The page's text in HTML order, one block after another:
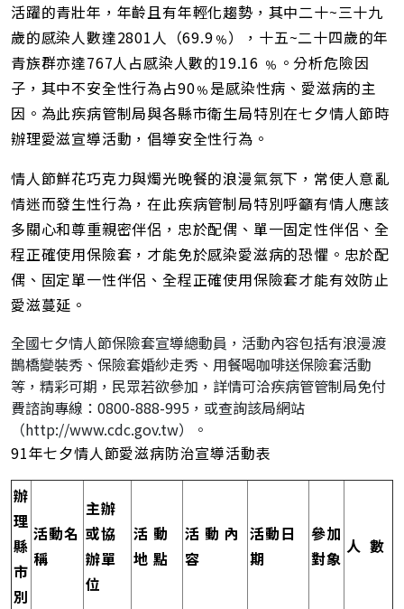
活躍的青壯年，年齡且有年輕化趨勢，其中二十~三十九
歲的感染人數達2801人（69.9﹪），十五~二十四歲的年
青族群亦達767人占感染人數的19.16 ﹪。分析危險因
子，其中不安全性行為占90﹪是感染性病、愛滋病的主
因。為此疾病管制局與各縣市衛生局特別在七夕情人節時
辦理愛滋宣導活動，倡導安全性行為。
情人節鮮花巧克力與燭光晚餐的浪漫氣氛下，常使人意亂
情迷而發生性行為，在此疾病管制局特別呼籲有情人應該
多關心和尊重親密伴侶，忠於配偶、單一固定性伴侶、全
程正確使用保險套，才能免於感染愛滋病的恐懼。忠於配
偶、固定單一性伴侶、全程正確使用保險套才能有效防止
愛滋蔓延。
全國七夕情人節保險套宣導總動員，活動內容包括有浪漫渡
鵲橋變裝秀、保險套婚紗走秀、用餐喝咖啡送保險套活動
等，精彩可期，民眾若欲參加，詳情可洽疾病管管制局免付
費諮詢專線：0800-888-995，或查詢該局網站
（http://www.cdc.gov.tw）。
91年七夕情人節愛滋病防治宣導活動表
辦
理
縣
市
別
活動名
稱
主辦
或協
辦單
位
活 動
地 點
活 動 內
容
活動日
期
參加
對象
人 數